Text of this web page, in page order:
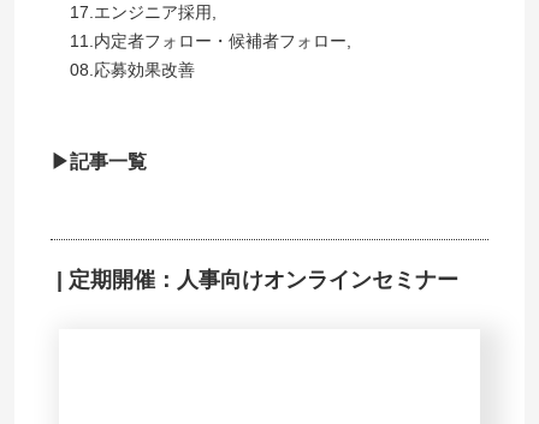
17.エンジニア採用,
11.内定者フォロー・候補者フォロー,
08.応募効果改善
▶記事一覧
| 定期開催：人事向けオンラインセミナー